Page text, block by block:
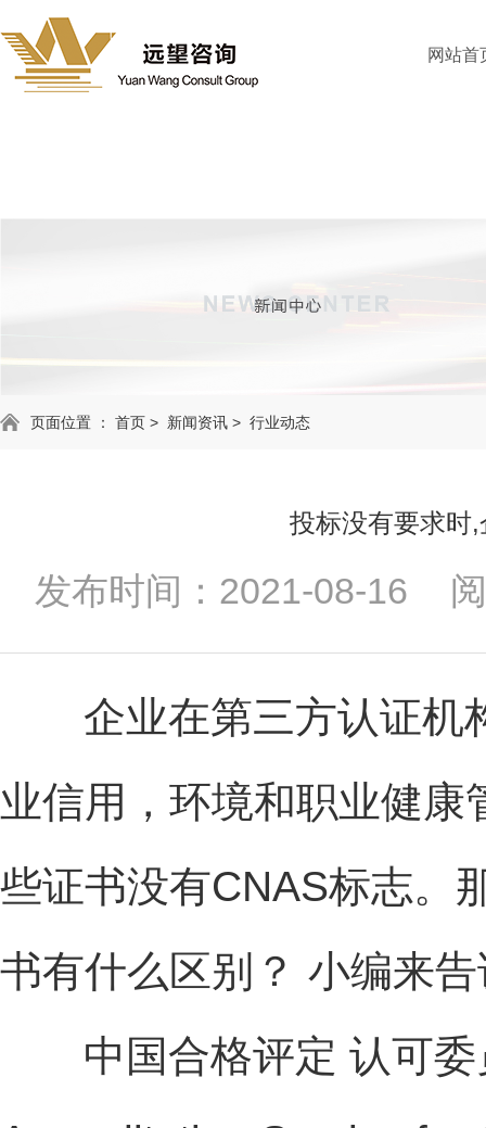
网站首
页面位置 ： 首页 > 新闻资讯 > 行业动态
投标没有要求时
发布时间：2021-08-16
企业在第三方认证机
业信用，环境和职业健
些证书没有CNAS标志。
书有什么区别？ 小编来
中国合格评定 认可委